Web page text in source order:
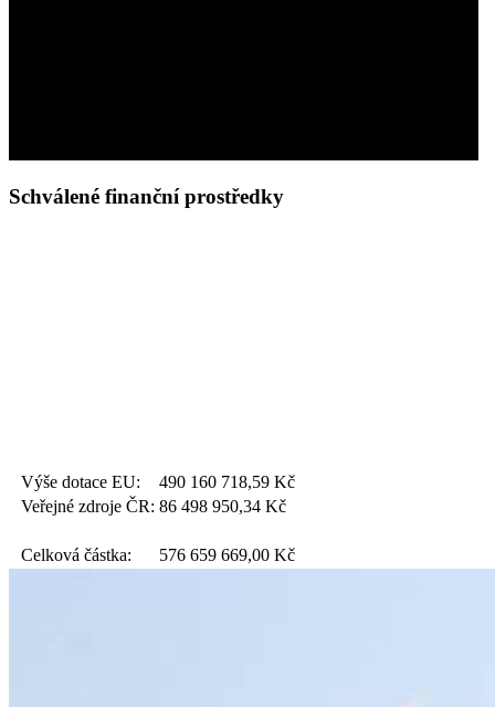
Schválené finanční prostředky
Výše dotace EU: 490 160 718,59 Kč
Veřejné zdroje ČR: 86 498 950,34 Kč
Celková částka: 576 659 669,00 Kč